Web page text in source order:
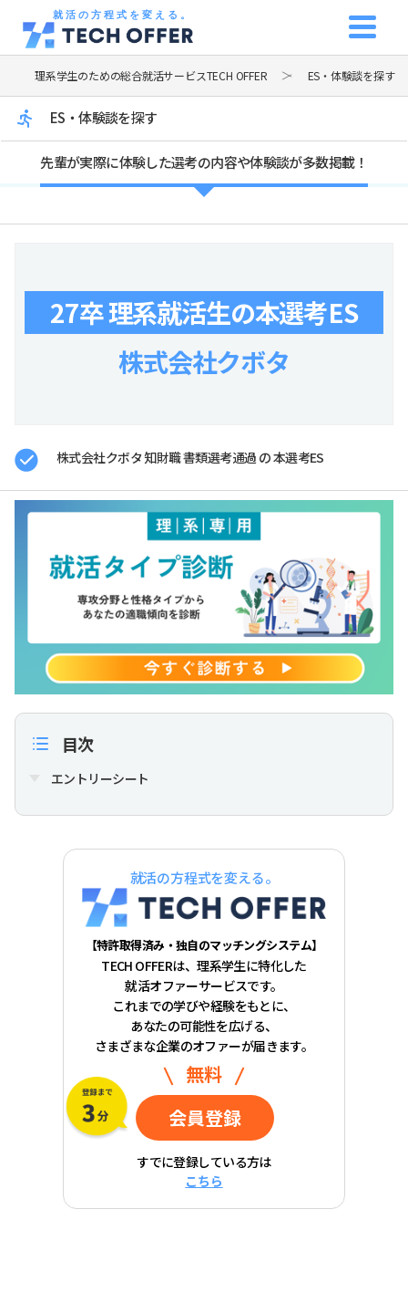
就活の方程式を変える。
理系学生のための総合就活サービスTECH OFFER ES・体験談を探す
ES・体験談を探す
先輩が実際に体験した選考の内容や体験談が多数掲載！
27卒 理系就活生の本選考ES
株式会社クボタ
株式会社クボタ 知財職 書類選考通過 の 本選考ES
目次
エントリーシート
就活の方程式を変える。
【特許取得済み・独自のマッチングシステム】
TECH OFFERは、理系学生に特化した
就活オファーサービスです。
これまでの学びや経験をもとに、
あなたの可能性を広げる、
さまざまな企業のオファーが届きます。
無料
会員登録
すでに登録している方は
こちら